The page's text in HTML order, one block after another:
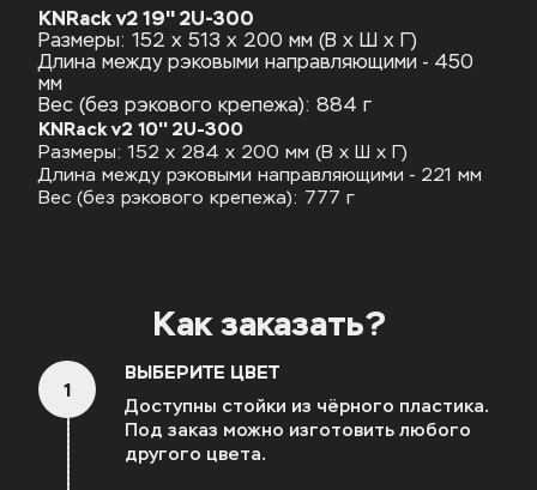
KNRack v2 19'' 2U-300
Размеры: 152 х 513 х 200 мм (В х Ш х Г)
Длина между рэковыми направляющими - 450
мм
Вес (без рэкового крепежа): 884 г
KNRack v2 10'' 2U-300
Размеры: 152 х 284 х 200 мм (В х Ш х Г)
Длина между рэковыми направляющими - 221 мм
Вес (без рэкового крепежа): 777 г
Как заказать?
1
ВЫБЕРИТЕ ЦВЕТ
Доступны стойки из чёрного пластика.
Под заказ можно изготовить любого
другого цвета.